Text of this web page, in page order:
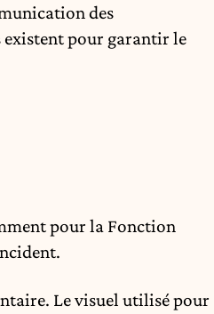
des
existent pour garantir le
pour la Fonction
Le visuel utilisé pour